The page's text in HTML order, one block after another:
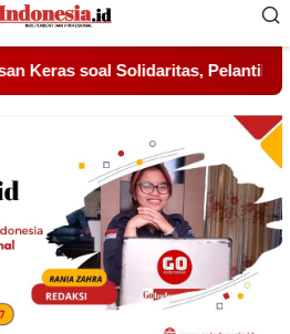
Gagak Hitam Jadi Sinyal